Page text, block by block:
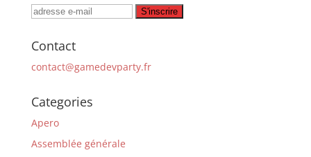
Contact
contact@gamedevparty.fr
Categories
Apero
Assemblée générale